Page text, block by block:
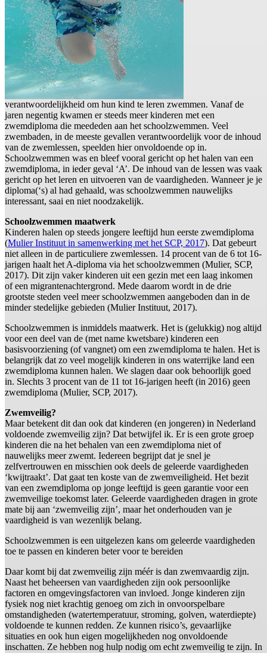
verantwoordelijkheid om hun kind te leren zwemmen. Vanaf de
jaren negentig kwamen er steeds meer kinderen met een
zwemdiploma die meededen aan het schoolzwemmen. Veel
zwembaden, in de meeste gevallen verantwoordelijk voor de inhoud
van de zwemlessen, speelden hier onvoldoende op in.
Schoolzwemmen was en bleef vooral gericht op het halen van een
zwemdiploma, in ieder geval ‘A’. De inhoud van de lessen was vaak
gericht op het leren en uitvoeren van de vaardigheden. Wanneer je je
diploma(‘s) al had gehaald, was schoolzwemmen nauwelijks
interessant, saai en niet noodzakelijk.
Schoolzwemmen maatwerk
Kinderen halen op steeds jongere leeftijd hun eerste zwemdiploma
(Mulier Instituut in samenwerking met het SCP, 2017). Dat gebeurt
niet alleen in de particuliere zwemlessen. 14 procent van de 6 tot 16-
jarigen haalt het A-diploma via het schoolzwemmen (Mulier, SCP,
2017). Dit zijn vaker kinderen uit een gezin met een laag inkomen
of een migrantenachtergrond. Mede daarom wordt in de drie
grootste steden veel meer schoolzwemmen aangeboden dan in de
minder stedelijke gebieden (Mulier Instituut, 2017).
Schoolzwemmen is inmiddels maatwerk. Het is (gelukkig) nog altijd
voor een deel van de (met name kwetsbare) kinderen een
basisvoorziening (of vangnet) om een zwemdiploma te halen. Het is
belangrijk dat zo veel mogelijk kinderen in ons waterrijke land een
zwemdiploma kunnen halen. We slagen daar ook behoorlijk goed
in. Slechts 3 procent van de 11 tot 16-jarigen heeft (in 2016) geen
zwemdiploma (Mulier, SCP, 2017).
Zwemveilig?
Maar betekent dit dan ook dat kinderen (en jongeren) in Nederland
voldoende zwemveilig zijn? Dat betwijfel ik. Er is een grote groep
kinderen die na het behalen van een zwemdiploma niet of
nauwelijks meer zwemt. Iedereen begrijpt dat je snel je
zelfvertrouwen en misschien ook deels de geleerde vaardigheden
‘kwijtraakt’. Dat gaat ten koste van de zwemveiligheid. Het bezit
van een zwemdiploma op jonge leeftijd is geen garantie voor een
zwemveilige toekomst later. Geleerde vaardigheden dragen in grote
mate bij aan ‘zwemveilig zijn’, maar het onderhouden van je
vaardigheid is van wezenlijk belang.
Schoolzwemmen is een uitgelezen kans om geleerde vaardigheden
toe te passen en kinderen beter voor te bereiden
Daar komt bij dat zwemveilig zijn méér is dan zwemvaardig zijn.
Naast het beheersen van vaardigheden zijn ook persoonlijke
factoren en omgevingsfactoren van invloed. Jonge kinderen zijn
fysiek nog niet krachtig genoeg om zich in onvoorspelbare
omstandigheden (watertemperatuur, stroming, golven, waterdiepte)
voldoende te kunnen redden. Ze kunnen risico’s, gevaarlijke
situaties en ook hun eigen mogelijkheden nog onvoldoende
inschatten. Ze hebben nog hulp nodig om echt zwemveilig te zijn. In